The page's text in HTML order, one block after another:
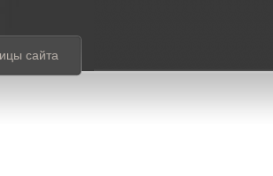
сайта